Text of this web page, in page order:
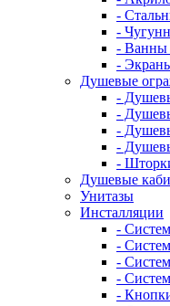
-
-
- Ванны
-
Душевые
-
-
-
-
-
Душевые
Унитазы
Инсталляции
-
-
-
-
-